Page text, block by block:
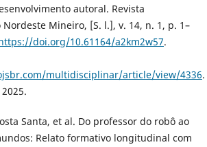
autoral. Revista
Mineiro, [S. l.], v. 14, n. 1, p. 1–
doi.org/10.61164/a2km2w57.
multidisciplinar/article/view/4336.
Santa, et al. Do professor do robô ao
Relato formativo longitudinal com